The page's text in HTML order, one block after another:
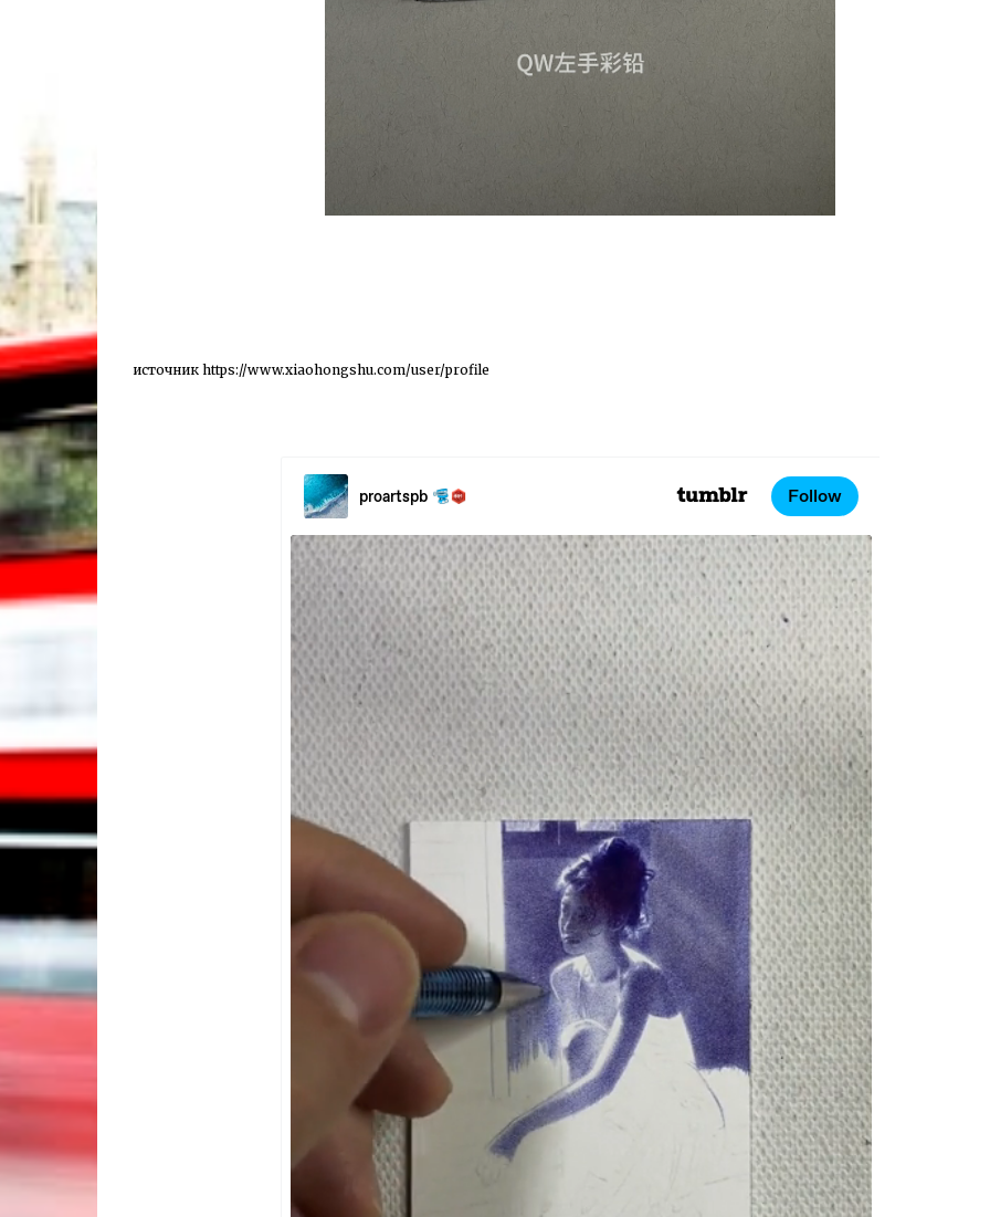
источник https://www.xiaohongshu.com/user/profile